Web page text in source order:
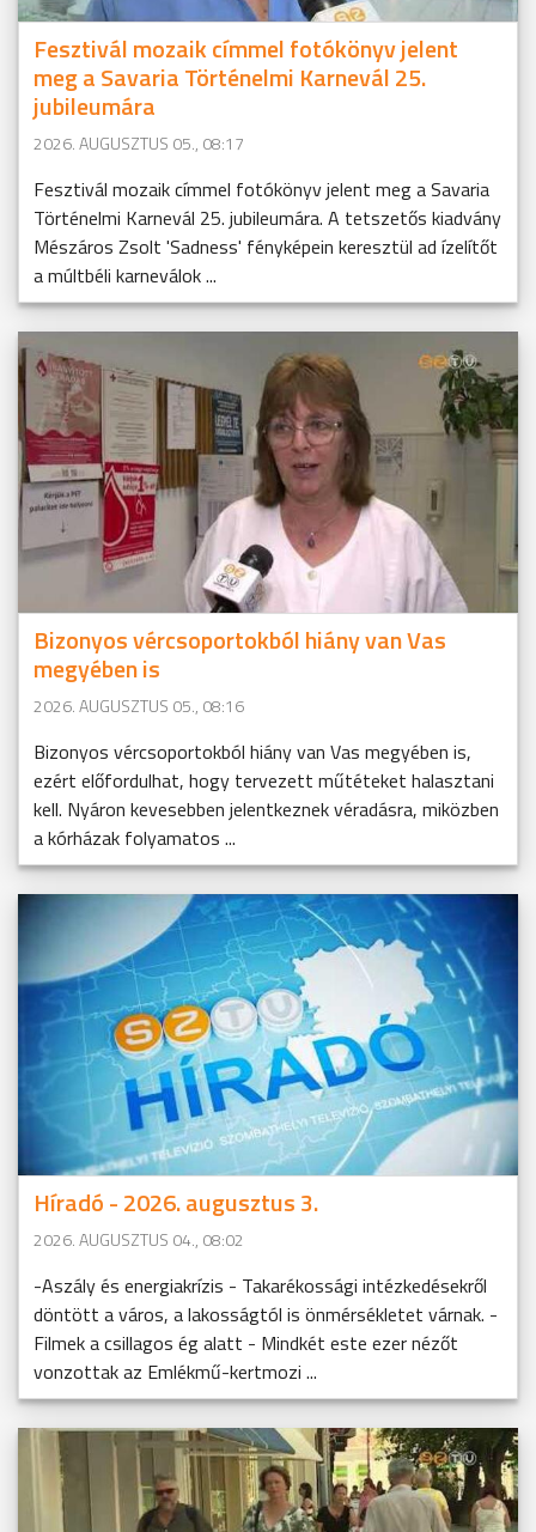
Fesztivál mozaik címmel fotókönyv jelent
meg a Savaria Történelmi Karnevál 25.
jubileumára
2026. AUGUSZTUS 05., 08:17
Fesztivál mozaik címmel fotókönyv jelent meg a Savaria
Történelmi Karnevál 25. jubileumára. A tetszetős kiadvány
Mészáros Zsolt 'Sadness' fényképein keresztül ad ízelítőt
a múltbéli karneválok ...
Bizonyos vércsoportokból hiány van Vas
megyében is
2026. AUGUSZTUS 05., 08:16
Bizonyos vércsoportokból hiány van Vas megyében is,
ezért előfordulhat, hogy tervezett műtéteket halasztani
kell. Nyáron kevesebben jelentkeznek véradásra, miközben
a kórházak folyamatos ...
Híradó - 2026. augusztus 3.
2026. AUGUSZTUS 04., 08:02
-Aszály és energiakrízis - Takarékossági intézkedésekről
döntött a város, a lakosságtól is önmérsékletet várnak. -
Filmek a csillagos ég alatt - Mindkét este ezer nézőt
vonzottak az Emlékmű-kertmozi ...